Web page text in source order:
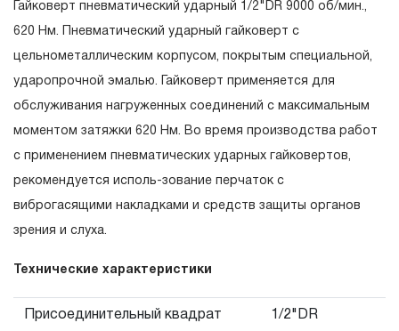
Гайковерт пневматический ударный 1/2"DR 9000 об/мин.,
620 Нм. Пневматический ударный гайковерт с
цельнометаллическим корпусом, покрытым специальной,
ударопрочной эмалью. Гайковерт применяется для
обслуживания нагруженных соединений с максимальным
моментом затяжки 620 Нм. Во время производства работ
с применением пневматических ударных гайковертов,
рекомендуется исполь-зование перчаток с
виброгасящими накладками и средств защиты органов
зрения и слуха.
Технические характеристики
Присоединительный квадрат 1/2"DR
Понятие «ПОЖИЗНЕННАЯ ГАРАНТИЯ».
1.1 Понятие «ПОЖИЗНЕННАЯ ГАРАНТИЯ» включает в
себя признание неограниченного срока поддержания
гарантийных обязательств в течение всего периода
вышедшего из строя инструмента, если при
изготовлении изделия некачественные материалы или
нарушал технологию в процессе его производства.
1.2 «ПОЖИЗНЕННАЯ ГАРАНТИЯ» предоставляется